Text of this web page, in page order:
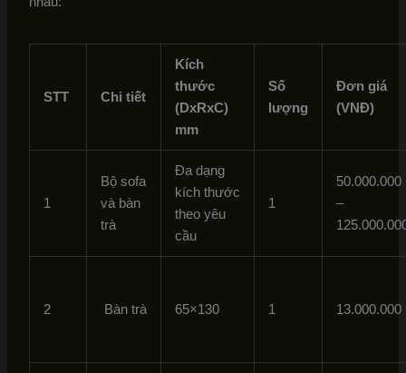
STT Chi tiết
Kích
thước
(DxRxC)
mm
Số
lượng
Đơn giá
(VNĐ)
1
Bộ sofa
và bàn
trà
Đa dạng
kích thước
theo yêu
cầu
1
50.000.000
–
2 Bàn trà 65×130 1 13.000.000